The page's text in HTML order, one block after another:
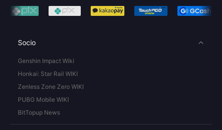
Socio
Genshin Impact Wiki
Honkai: Star Rail WIKI
Zenless Zone Zero WIKI
PUBG Mobile WIKI
BitTopup News